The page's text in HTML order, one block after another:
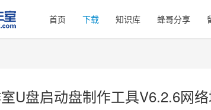
首页 下载 知识库 蜂哥分享
U盘启动盘制作工具V6.2.6网